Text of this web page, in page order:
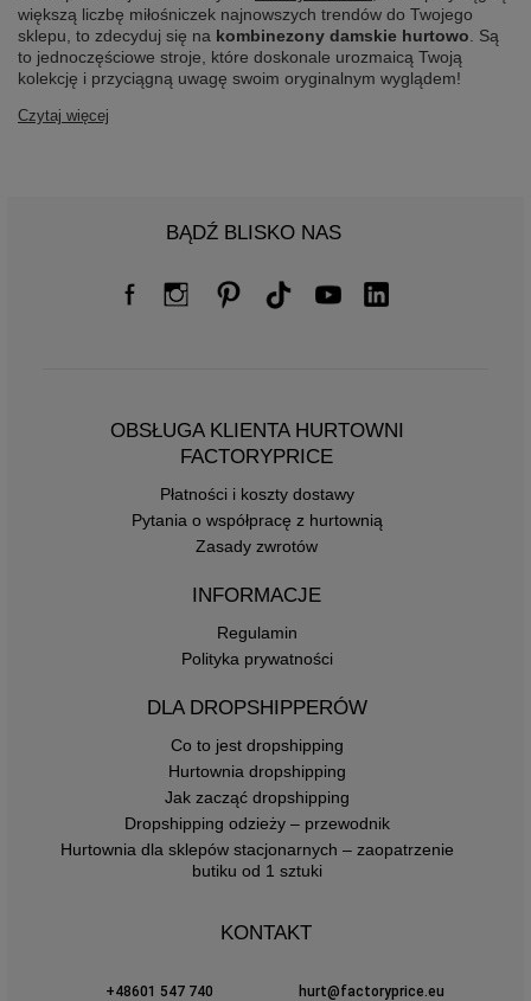
większą liczbę miłośniczek najnowszych trendów do Twojego
sklepu, to zdecyduj się na kombinezony damskie hurtowo. Są
to jednoczęściowe stroje, które doskonale urozmaicą Twoją
kolekcję i przyciągną uwagę swoim oryginalnym wyglądem!
Czytaj więcej
BĄDŹ BLISKO NAS
OBSŁUGA KLIENTA HURTOWNI
FACTORYPRICE
Płatności i koszty dostawy
Pytania o współpracę z hurtownią
Zasady zwrotów
INFORMACJE
Regulamin
Polityka prywatności
DLA DROPSHIPPERÓW
Co to jest dropshipping
Hurtownia dropshipping
Jak zacząć dropshipping
Dropshipping odzieży – przewodnik
Hurtownia dla sklepów stacjonarnych – zaopatrzenie
butiku od 1 sztuki
KONTAKT
+48601 547 740 hurt@factoryprice.eu